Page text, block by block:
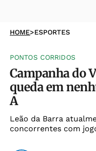
HOME>ESPORTES
PONTOS CORRIDOS
Campanha do
queda em
A
Leão da Barra
concorrentes com